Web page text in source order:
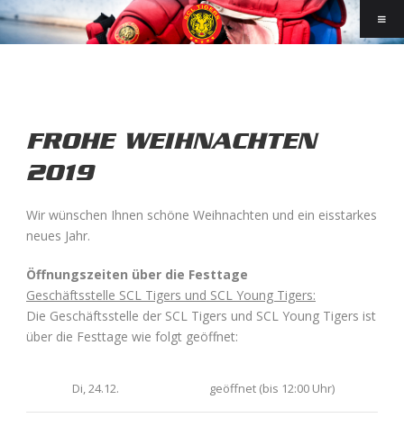
FROHE WEIHNACHTEN
2019
Wir wünschen Ihnen schöne Weihnachten und ein eisstarkes
neues Jahr.
Öffnungszeiten über die Festtage
Geschäftsstelle SCL Tigers und SCL Young Tigers:
Die Geschäftsstelle der SCL Tigers und SCL Young Tigers ist
über die Festtage wie folgt geöffnet:
Di, 24.12. geöffnet (bis 12:00 Uhr)